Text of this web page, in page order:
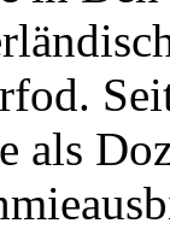
als